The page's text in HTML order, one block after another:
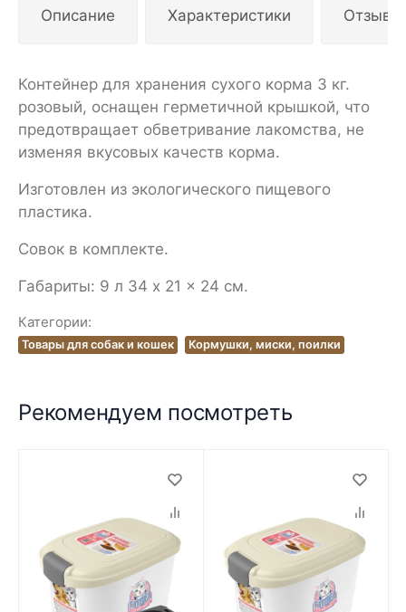
Описание Характеристики
Контейнер для хранения сухого корма 3 кг.
розовый, оснащен герметичной крышкой, что
предотвращает обветривание лакомства, не
изменяя вкусовых качеств корма.
Изготовлен из экологического пищевого
пластика.
Совок в комплекте.
Габариты: 9 л 34 x 21 x 24 см.
Категории:
Товары для собак и кошек Кормушки, миски, поилки
Рекомендуем посмотреть